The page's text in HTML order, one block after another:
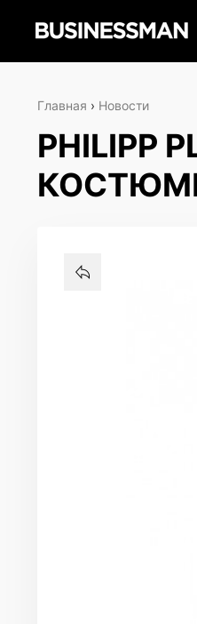
Главная › Новости
PHILIPP